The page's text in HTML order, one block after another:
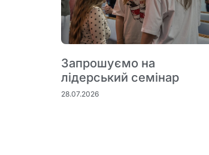
Запрошуємо на
лідерський семінар
28.07.2026